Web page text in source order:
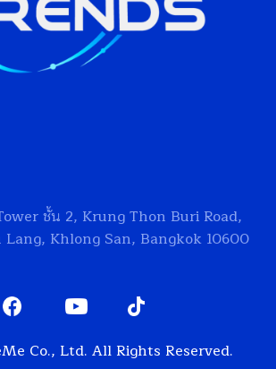
ชั้น 2, Krung Thon Buri Road,
Lang, Khlong San, Bangkok 10600
Co., Ltd. All Rights Reserved.